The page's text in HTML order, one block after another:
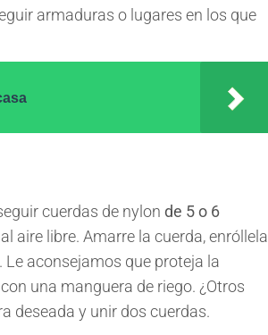
armaduras o lugares en los que
cuerdas de nylon de 5 o 6
aire libre. Amarre la cuerda, enróllela
aconsejamos que proteja la
una manguera de riego. ¿Otros
deseada y unir dos cuerdas.